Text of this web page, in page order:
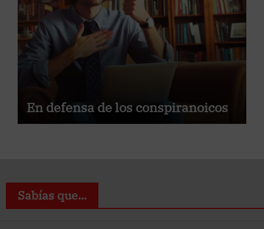
En defensa de los conspiranoicos
Sabías que...